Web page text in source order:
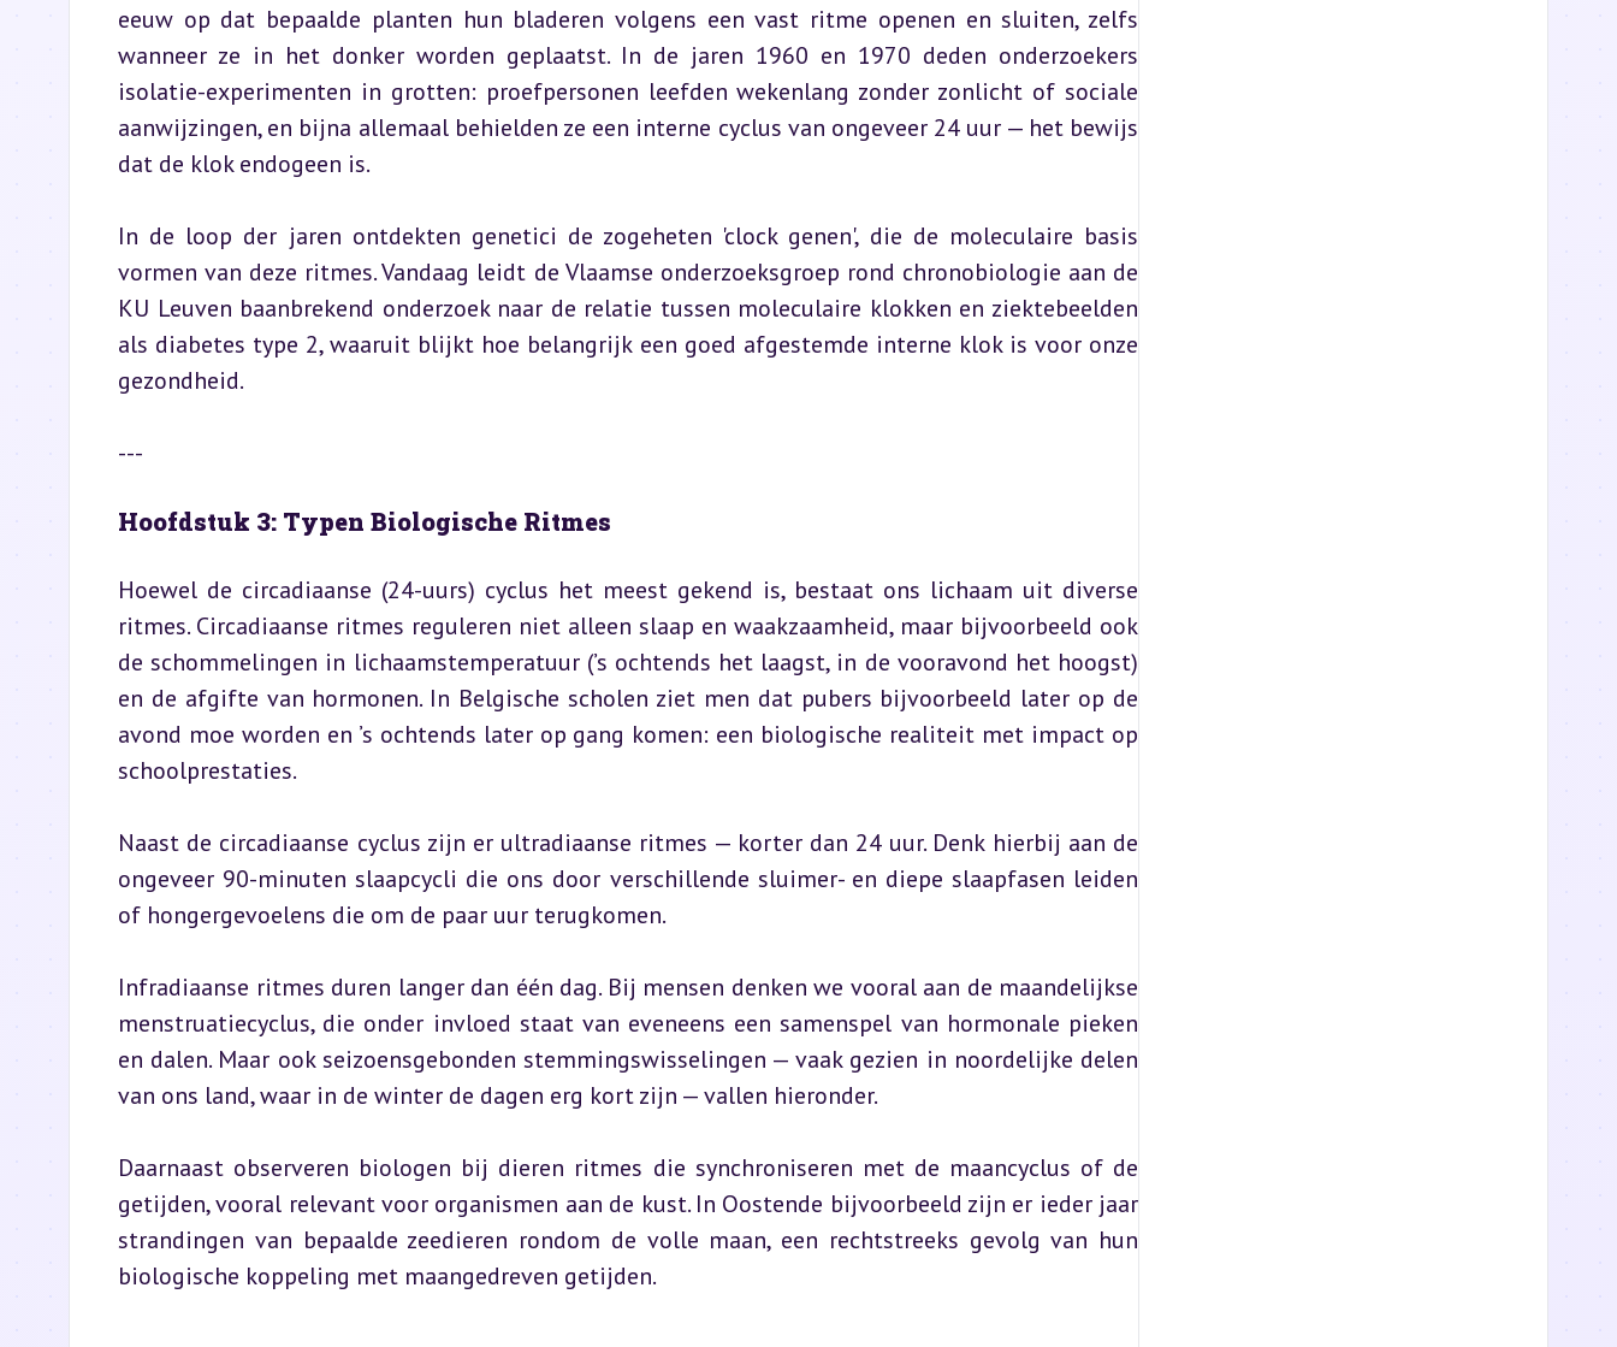
eeuw op dat bepaalde planten hun bladeren volgens een vast ritme openen en sluiten, zelfs
wanneer ze in het donker worden geplaatst. In de jaren 1960 en 1970 deden onderzoekers
isolatie-experimenten in grotten: proefpersonen leefden wekenlang zonder zonlicht of sociale
aanwijzingen, en bijna allemaal behielden ze een interne cyclus van ongeveer 24 uur — het bewijs
dat de klok endogeen is.
In de loop der jaren ontdekten genetici de zogeheten 'clock genen', die de moleculaire basis
vormen van deze ritmes. Vandaag leidt de Vlaamse onderzoeksgroep rond chronobiologie aan de
KU Leuven baanbrekend onderzoek naar de relatie tussen moleculaire klokken en ziektebeelden
als diabetes type 2, waaruit blijkt hoe belangrijk een goed afgestemde interne klok is voor onze
gezondheid.
---
Hoofdstuk 3: Typen Biologische Ritmes
Hoewel de circadiaanse (24-uurs) cyclus het meest gekend is, bestaat ons lichaam uit diverse
ritmes. Circadiaanse ritmes reguleren niet alleen slaap en waakzaamheid, maar bijvoorbeeld ook
de schommelingen in lichaamstemperatuur (’s ochtends het laagst, in de vooravond het hoogst)
en de afgifte van hormonen. In Belgische scholen ziet men dat pubers bijvoorbeeld later op de
avond moe worden en ’s ochtends later op gang komen: een biologische realiteit met impact op
schoolprestaties.
Naast de circadiaanse cyclus zijn er ultradiaanse ritmes — korter dan 24 uur. Denk hierbij aan de
ongeveer 90-minuten slaapcycli die ons door verschillende sluimer- en diepe slaapfasen leiden
of hongergevoelens die om de paar uur terugkomen.
Infradiaanse ritmes duren langer dan één dag. Bij mensen denken we vooral aan de maandelijkse
menstruatiecyclus, die onder invloed staat van eveneens een samenspel van hormonale pieken
en dalen. Maar ook seizoensgebonden stemmingswisselingen — vaak gezien in noordelijke delen
van ons land, waar in de winter de dagen erg kort zijn — vallen hieronder.
Daarnaast observeren biologen bij dieren ritmes die synchroniseren met de maancyclus of de
getijden, vooral relevant voor organismen aan de kust. In Oostende bijvoorbeeld zijn er ieder jaar
strandingen van bepaalde zeedieren rondom de volle maan, een rechtstreeks gevolg van hun
biologische koppeling met maangedreven getijden.